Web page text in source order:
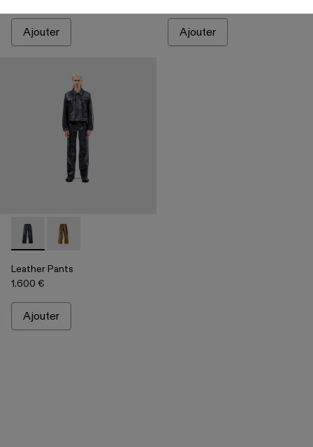
Ajouter Ajouter
Leather Pants - AU00013-001 - Pantalon en cuir gris foncé
Leather Pants - AU00013-002 - Pantalon en cuir
Leather Pants
1.600 €
Ajouter